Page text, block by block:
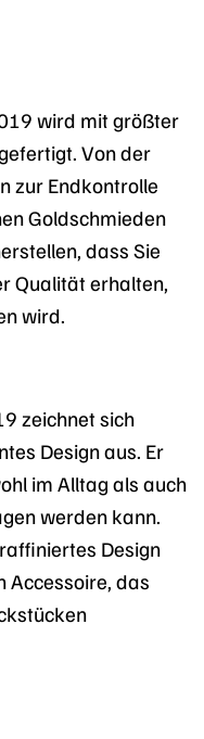
wird mit größter
Von der
zur Endkontrolle
Goldschmieden
dass Sie
Qualität erhalten,
wird.
zeichnet sich
Design aus. Er
im Alltag als auch
werden kann.
Design
Accessoire, das